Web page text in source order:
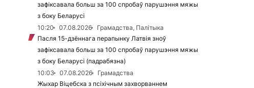
зафіксавала больш за 100 спробаў парушэння мяжы
з боку Беларусі
10:20
07.08.2026
Грамадства, Палітыка
Пасля 15-дзённага перапынку Латвія зноў
зафіксавала больш за 100 спробаў парушэння мяжы
з боку Беларусі (падрабязна)
10:03
07.08.2026
Грамадства
Жыхар Віцебска з псіхічным захворваннем